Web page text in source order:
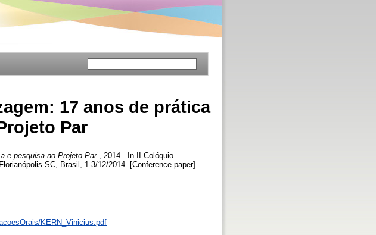
17 anos de prática
Par
e pesquisa no Projeto Par.
, 2014 . In II Colóquio
SC, Brasil, 1-3/12/2014. [Conference paper]
KERN_Vinicius.pdf